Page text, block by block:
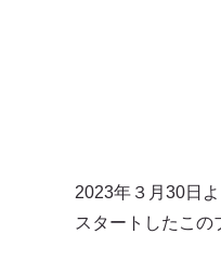
2023年３月30日よ
スタートしたこの